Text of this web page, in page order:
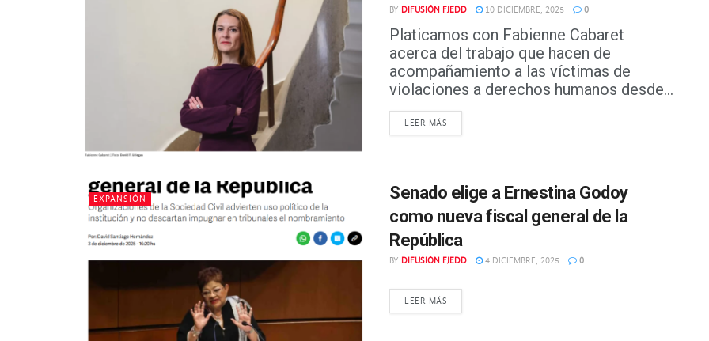
BY DIFUSIÓN FJEDD 10 DICIEMBRE, 2025 0
Platicamos con Fabienne Cabaret
acerca del trabajo que hacen de
acompañamiento a las víctimas de
violaciones a derechos humanos desde...
LEER MÁS
EXPANSIÓN
Senado elige a Ernestina Godoy
como nueva fiscal general de la
República
BY DIFUSIÓN FJEDD 4 DICIEMBRE, 2025 0
LEER MÁS